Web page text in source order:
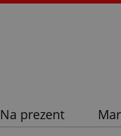
Na prezent